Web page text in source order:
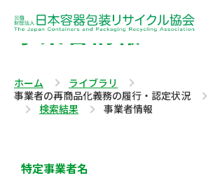
事業者情報
ホーム
ライブラリ
事業者の再商品化義務の履行・認定状況
検索結果
事業者情報
特定事業者名